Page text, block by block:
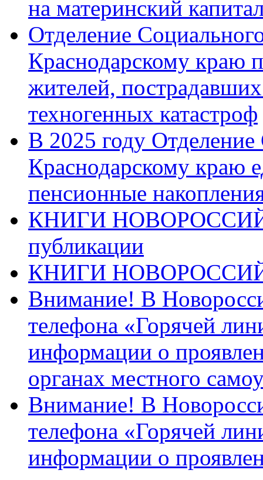
на материнский
Отделение
Краснодарскому краю
жителей,
техногенных катастроф
В 2025 году
Краснодарскому краю
пенсионные
КНИГИ
публикации
КНИГИ
Внимание! В
телефона «Горячей
информации о
органах местного
Внимание! В
телефона «Горячей
информации о